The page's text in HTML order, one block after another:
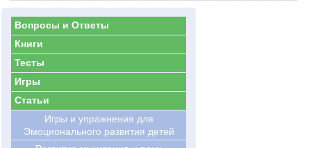
Вопросы и Ответы
Книги
Тесты
Игры
Статьи
Игры и упражнения для
Эмоционального развития детей